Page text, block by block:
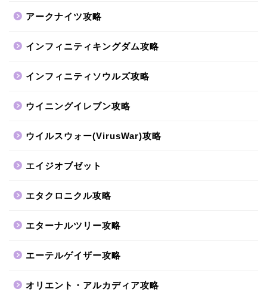
アークナイツ攻略
インフィニティキングダム攻略
インフィニティソウルズ攻略
ウイニングイレブン攻略
ウイルスウォー(VirusWar)攻略
エイジオブゼット
エタクロニクル攻略
エターナルツリー攻略
エーテルゲイザー攻略
オリエント・アルカディア攻略